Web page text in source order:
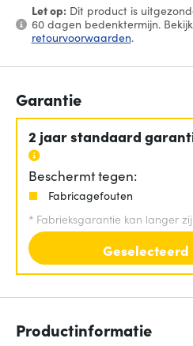
Let op:Dit product is
60 dagen bedenktermijn.
retourvoorwaarden.
Garantie
2 jaar standaard
Beschermt tegen:
Fabricagefouten
* Fabrieksgarantie kan langer
Geselecteerd
Productinformatie